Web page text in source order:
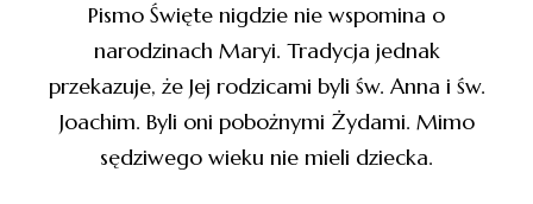
Pismo Święte nigdzie nie wspomina o
narodzinach Maryi. Tradycja jednak
przekazuje, że Jej rodzicami byli św. Anna i św.
Joachim. Byli oni pobożnymi Żydami. Mimo
sędziwego wieku nie mieli dziecka.